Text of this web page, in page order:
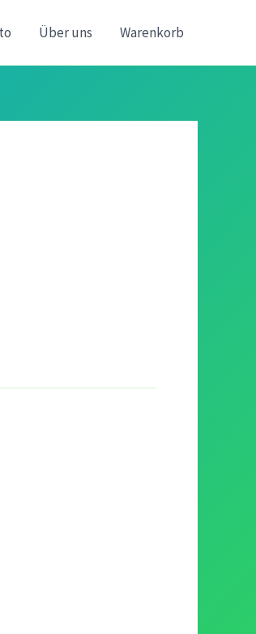
Über uns Warenkorb